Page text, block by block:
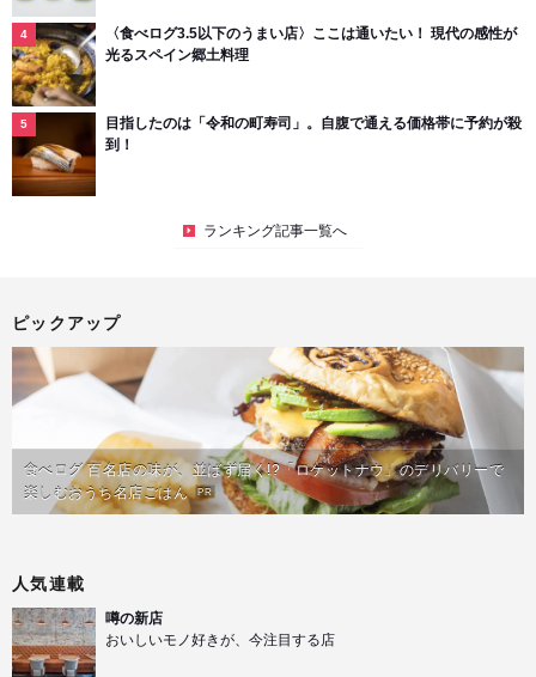
〈食べログ3.5以下のうまい店〉ここは通いたい！ 現代の感性が
光るスペイン郷土料理
目指したのは「令和の町寿司」。自腹で通える価格帯に予約が殺
到！
ランキング記事一覧へ
ピックアップ
食べログ 百名店の味が、並ばず届く!?「ロケットナウ」のデリバリーで
楽しむおうち名店ごはん PR
人気連載
噂の新店
おいしいモノ好きが、今注目する店